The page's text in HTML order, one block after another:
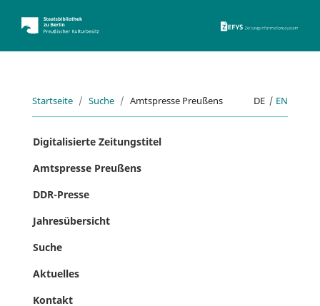
Startseite Suche Amtspresse Preußens DE | EN
Digitalisierte Zeitungstitel
Amtspresse Preußens
DDR-Presse
Jahresübersicht
Suche
Aktuelles
Kontakt